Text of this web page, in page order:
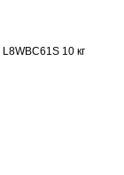
10 кг